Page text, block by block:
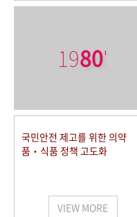
1980'
국민안전 제고를 위한 의약
품‧식품 정책 고도화
VIEW MORE